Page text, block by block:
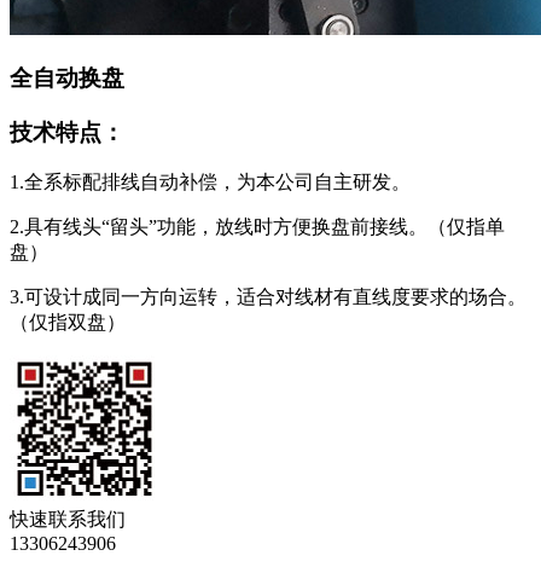
全自动换盘
技术特点：
1.全系标配排线自动补偿，为本公司自主研发。
2.具有线头“留头”功能，放线时方便换盘前接线。（仅指单
盘）
3.可设计成同一方向运转，适合对线材有直线度要求的场合。
（仅指双盘）
快速联系我们
13306243906